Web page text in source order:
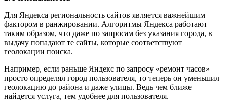
Для Яндекса региональность сайтов является важнейшим
фактором в ранжировании. Алгоритмы Яндекса работают
таким образом, что даже по запросам без указания города, в
выдачу попадают те сайты, которые соответствуют
геолокации поиска.
Например, если раньше Яндекс по запросу «ремонт часов»
просто определял город пользователя, то теперь он уменьшил
геолокацию до района и даже улицы. Ведь чем ближе
найдется услуга, тем удобнее для пользователя.